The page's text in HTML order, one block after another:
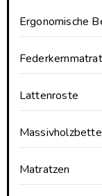
Ergonomische
Lattenroste
Matratzen